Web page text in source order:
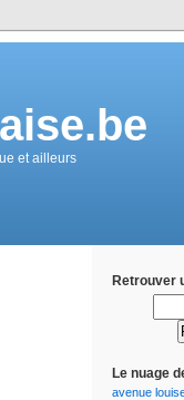
et ailleurs
Retrouver
Le nuage
avenue